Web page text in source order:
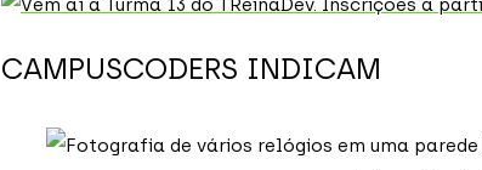
CAMPUSCODERS INDICAM